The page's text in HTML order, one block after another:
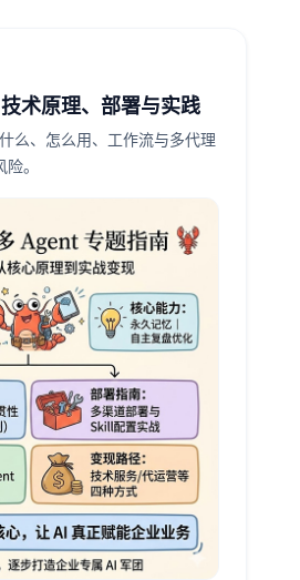
术原理、部署与实践
么、怎么用、工作流与多代理
。